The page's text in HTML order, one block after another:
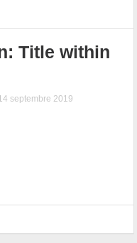
Title within
septembre 2019